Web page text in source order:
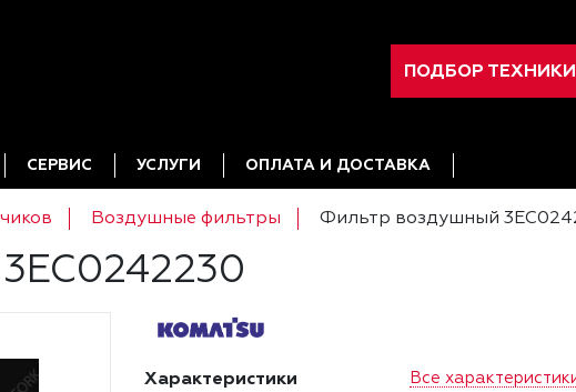
ПОДБОР ТЕХНИКИ
СЕРВИС УСЛУГИ ОПЛАТА И ДОСТАВКА
Воздушные фильтры Фильтр воздушный
Характеристики Все